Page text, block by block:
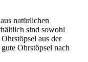
natürlichen
sind sowohl
aus der
Ohrstöpsel nach